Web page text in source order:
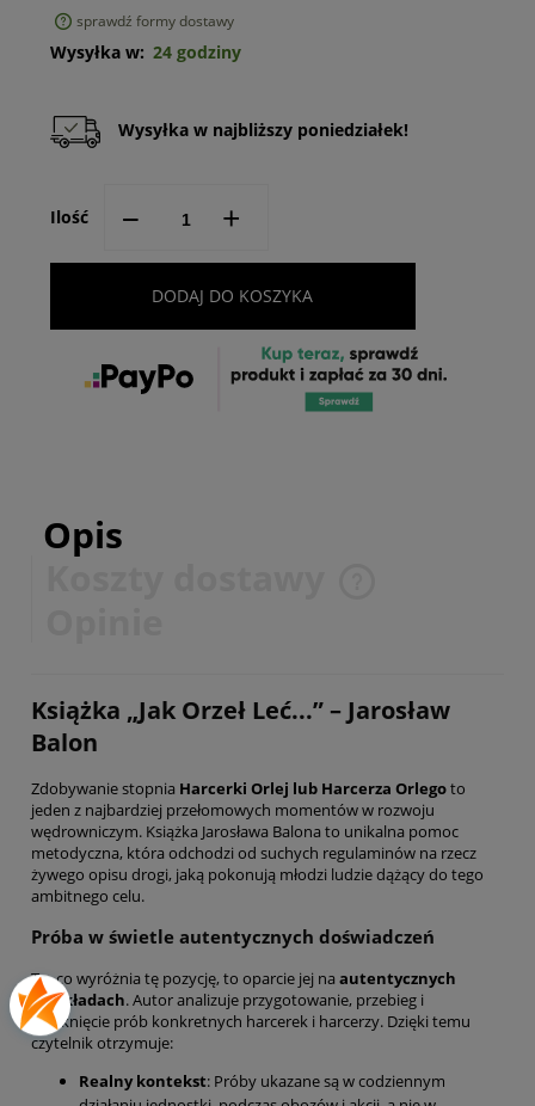
sprawdź formy dostawy
Wysyłka w: 24 godziny
Wysyłka w najbliższy poniedziałek!
Ilość -- +
DODAJ DO KOSZYKA
Opis
Książka „Jak Orzeł Leć...” – Jarosław
Balon
Zdobywanie stopnia Harcerki Orlej lub Harcerza Orlegoto
jeden z najbardziej przełomowych momentów w rozwoju
wędrowniczym. Książka Jarosława Balona to unikalna pomoc
metodyczna, która odchodzi od suchych regulaminów na rzecz
żywego opisu drogi, jaką pokonują młodzi ludzie dążący do tego
ambitnego celu.
Próba w świetle autentycznych doświadczeń
To, co wyróżnia tę pozycję, to oparcie jej na autentycznych
przykładach. Autor analizuje przygotowanie, przebieg i
zamknięcie prób konkretnych harcerek i harcerzy. Dzięki temu
czytelnik otrzymuje:
Realny kontekst: Próby ukazane są w codziennym